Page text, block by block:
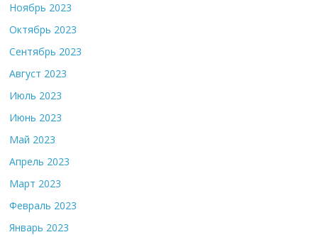
Ноябрь 2023
Октябрь 2023
Сентябрь 2023
Август 2023
Июль 2023
Июнь 2023
Май 2023
Апрель 2023
Март 2023
Февраль 2023
Январь 2023